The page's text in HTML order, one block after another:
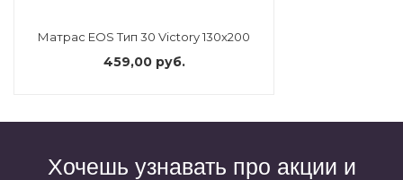
Матрас EOS Тип 30 Victory 130x200
459,00 руб.
Хочешь узнавать про акции и